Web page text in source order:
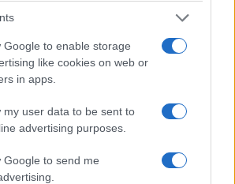
Google to enable storage
like cookies on web or
in apps.
my user data to be sent to
advertising purposes.
Google to send me
Η Παναγία η Ζιδανιώτισσα
Ζδάνι. Η ίδρυσή του
θαυματουργή εικόνα
, ησεπτή εικόνα
μέσου των αιώνων μέχρι